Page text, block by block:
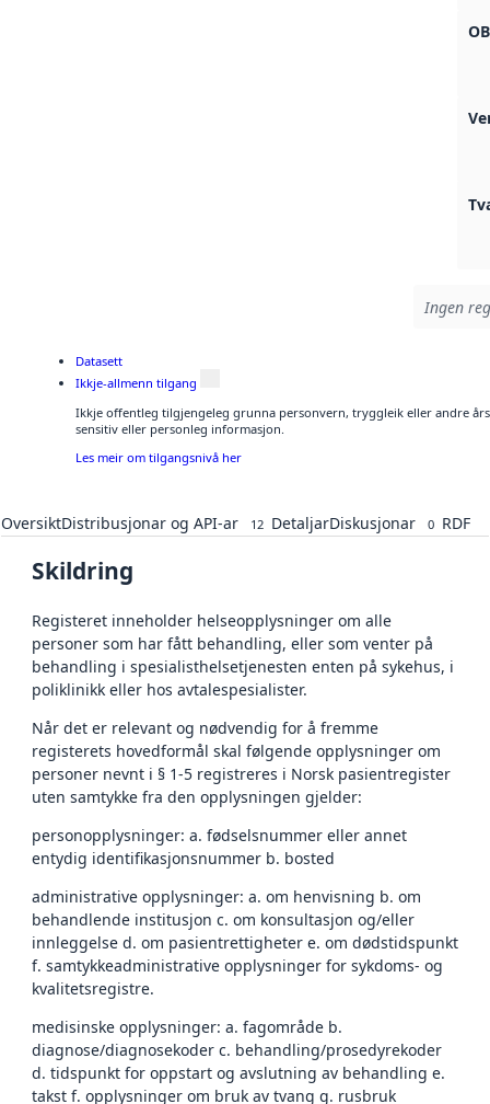
Ingen
Datasett
Ikkje-allmenn tilgang
Ikkje offentleg tilgjengeleg grunna personvern, tryggleik eller andre
sensitiv eller personleg informasjon.
Les meir om tilgangsnivå her
OversiktDistribusjonar og API-ar 12 DetaljarDiskusjonar 0 RDF
Skildring
Registeret inneholder helseopplysninger om alle
personer som har fått behandling, eller som venter på
behandling i spesialisthelsetjenesten enten på sykehus, i
poliklinikk eller hos avtalespesialister.
Når det er relevant og nødvendig for å fremme
registerets hovedformål skal følgende opplysninger om
personer nevnt i § 1-5 registreres i Norsk pasientregister
uten samtykke fra den opplysningen gjelder:
personopplysninger: a. fødselsnummer eller annet
entydig identifikasjonsnummer b. bosted
administrative opplysninger: a. om henvisning b. om
behandlende institusjon c. om konsultasjon og/eller
innleggelse d. om pasientrettigheter e. om dødstidspunkt
f. samtykkeadministrative opplysninger for sykdoms- og
kvalitetsregistre.
medisinske opplysninger: a. fagområde b.
diagnose/diagnosekoder c. behandling/prosedyrekoder
d. tidspunkt for oppstart og avslutning av behandling e.
takst f. opplysninger om bruk av tvang g. rusbruk